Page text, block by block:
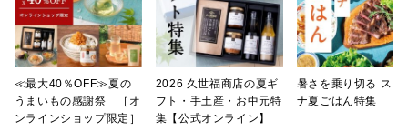
≪最大40％OFF≫夏の
うまいもの感謝祭 ［オ
ンラインショップ限定］
2026 久世福商店の夏ギ
フト・手土産・お中元特
集【公式オンライン】
暑さを乗り切る スタ
ナ夏ごはん特集